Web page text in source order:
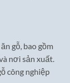
gỗ, bao gồm
nơi sản xuất.
công nghiệp